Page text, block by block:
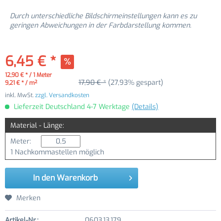
Durch unterschiedliche Bildschirmeinstellungen kann es zu
geringen Abweichungen in der Farbdarstellung kommen.
6,45 € *
12,90 € * / 1 Meter
9,21 € * / m²
17,90 € * (27,93% gespart)
inkl. MwSt.zzgl. Versandkosten
Lieferzeit Deutschland 4-7 Werktage (Details)
Material - Länge:
Meter:
1 Nachkommastellen möglich
In den Warenkorb
Merken